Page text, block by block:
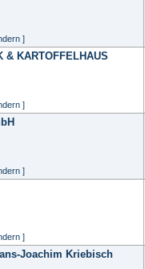
]
& KARTOFFELHAUS
]
]
]
Joachim Kriebisch